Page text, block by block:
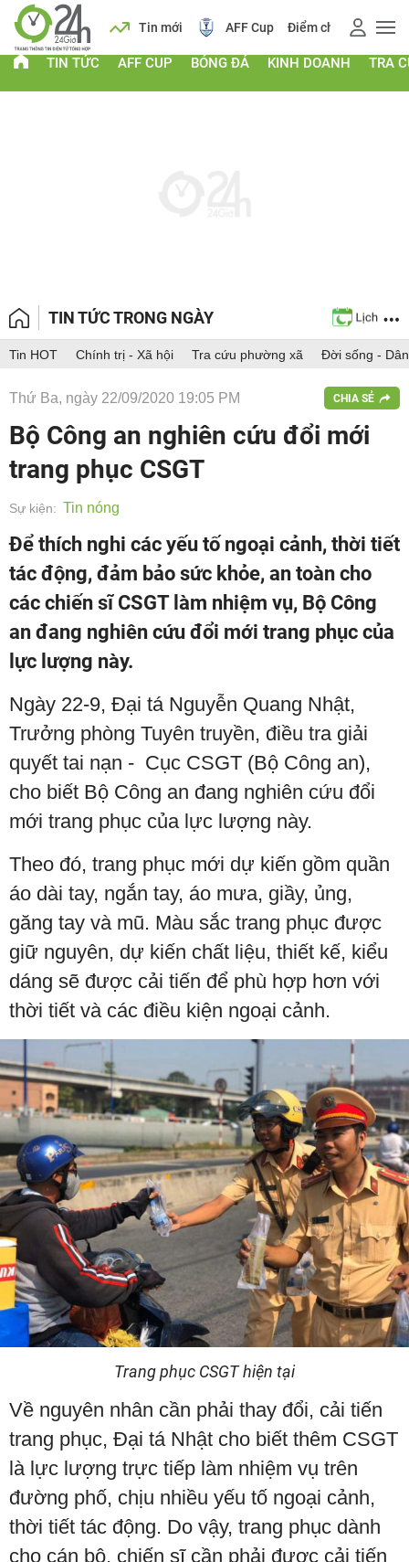
Lịch Tin mới AFF Cup Điểm chuẩn 2026
TIN TỨC AFF CUP BÓNG ĐÁ KINH DOANH TRA
TIN TỨC TRONG NGÀY
Tin HOT Chính trị - Xã hội Tra cứu phường xã Đời sống -
Thứ Ba, ngày 22/09/2020 19:05 PM CHIA SẺ
Bộ Công an nghiên cứu đổi mới
trang phục CSGT
Sự kiện: Tin nóng
Để thích nghi các yếu tố ngoại cảnh, thời tiết
tác động, đảm bảo sức khỏe, an toàn cho
các chiến sĩ CSGT làm nhiệm vụ, Bộ Công
an đang nghiên cứu đổi mới trang phục của
lực lượng này.
Ngày 22-9, Đại tá Nguyễn Quang Nhật,
Trưởng phòng Tuyên truyền, điều tra giải
quyết tai nạn - Cục CSGT (Bộ Công an),
cho biết Bộ Công an đang nghiên cứu đổi
mới trang phục của lực lượng này.
Theo đó, trang phục mới dự kiến gồm quần
áo dài tay, ngắn tay, áo mưa, giầy, ủng,
găng tay và mũ. Màu sắc trang phục được
giữ nguyên, dự kiến chất liệu, thiết kế, kiểu
dáng sẽ được cải tiến để phù hợp hơn với
thời tiết và các điều kiện ngoại cảnh.
Trang phục CSGT hiện tại
Về nguyên nhân cần phải thay đổi, cải tiến
trang phục, Đại tá Nhật cho biết thêm CSGT
là lực lượng trực tiếp làm nhiệm vụ trên
đường phố, chịu nhiều yếu tố ngoại cảnh,
thời tiết tác động. Do vậy, trang phục dành
cho cán bộ, chiến sĩ cần phải được cải tiến